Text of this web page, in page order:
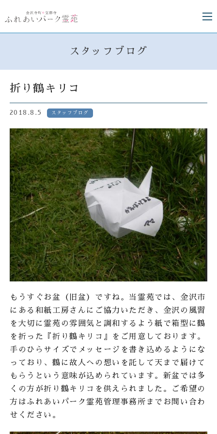
スタッフブログ
折り鶴キリコ
2018.8.5 スタッフブログ
もうすぐお盆（旧盆）ですね。当霊苑では、金沢市
にある和紙工房さんにご協力いただき、金沢の風習
を大切に霊苑の雰囲気と調和するよう紙で箱型に鶴
を折った『折り鶴キリコ』をご用意しております。
手のひらサイズでメッセージを書き込めるようにな
っており、鶴に故人への想いを託して天まで届けて
もらうという意味が込められています。新盆では多
くの方が折り鶴キリコを供えられました。ご希望の
方はふれあいパーク霊苑管理事務所までお問い合わ
せください。